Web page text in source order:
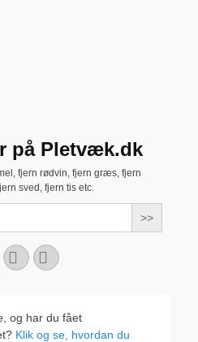
på Pletvæk.dk
fjern rødvin, fjern græs, fjern
sved, fjern tis etc.
YouTubeInstagram
og har du fået
Klik og se, hvordan du